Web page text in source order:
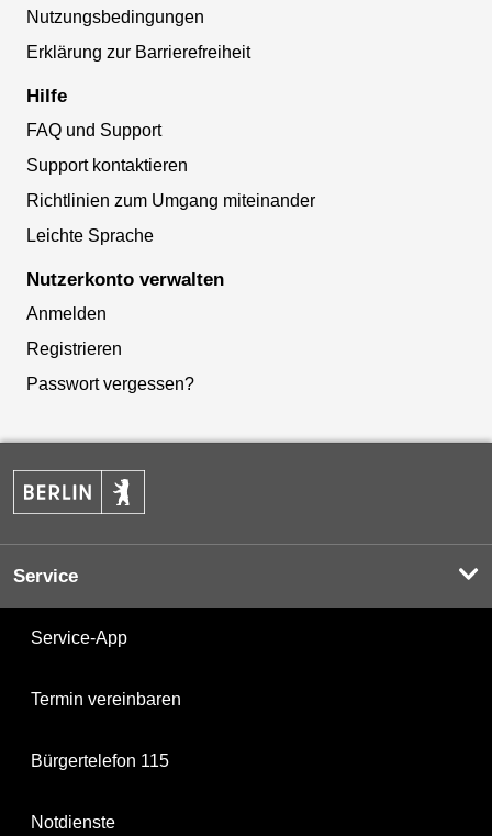
Nutzungsbedingungen
Erklärung zur Barrierefreiheit
Hilfe
FAQ und Support
Support kontaktieren
Richtlinien zum Umgang miteinander
Leichte Sprache
Nutzerkonto verwalten
Anmelden
Registrieren
Passwort vergessen?
Service
Service-App
Termin vereinbaren
Bürgertelefon 115
Notdienste